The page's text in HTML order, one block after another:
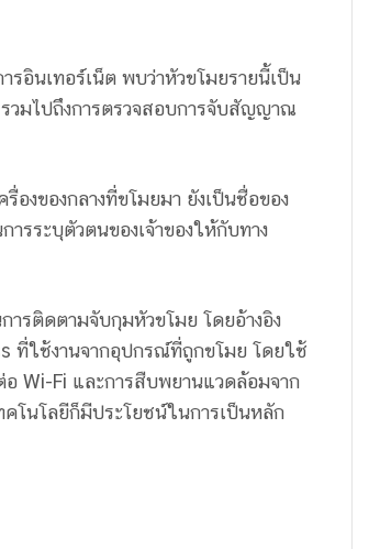
อินเทอร์เน็ต พบว่าหัวขโมยรายนี้เป็น
วมไปถึงการตรวจสอบการจับสัญญาณ
งของกลางที่ขโมยมา ยังเป็นชื่อของ
รระบุตัวตนของเจ้าของให้กับทาง
รติดตามจับกุมหัวขโมย โดยอ้างอิง
ที่ใช้งานจากอุปกรณ์ที่ถูกขโมย โดยใช้
Wi-Fi และการสืบพยานแวดล้อมจาก
โนโลยีก็มีประโยชน์ในการเป็นหลัก